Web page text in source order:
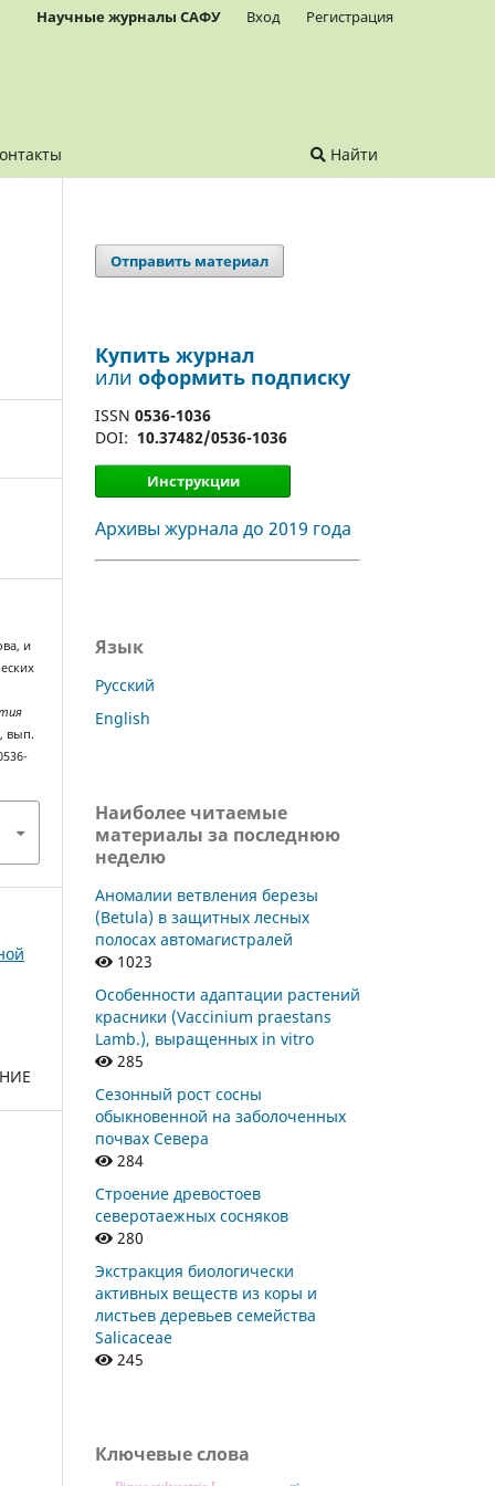
Найти
Научные журналы САФУ Вход Регистрация
и
, вып.
Отправить материал
Купить журнал
или оформить подписку
ISSN 0536-1036
DOI: 10.37482/0536-1036
Инструкции
Архивы журнала до 2019 года
Язык
Русский
English
Наиболее читаемые
материалы за последнюю
неделю
Аномалии ветвления березы
(Betula) в защитных лесных
полосах автомагистралей
1023
Особенности адаптации растений
красники (Vaccinium praestans
Lamb.), выращенных in vitro
285
Сезонный рост сосны
обыкновенной на заболоченных
почвах Севера
284
Строение древостоев
северотаежных сосняков
280
Экстракция биологически
активных веществ из коры и
листьев деревьев семейства
Salicaceae
245
Ключевые слова